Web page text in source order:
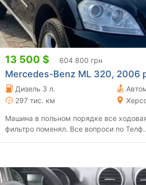
13 500 $ 604 800 грн
Mercedes-Benz ML 320, 2006
Дизель 3 л.
297 тис. км
Машина в польном порядке все
фильтро поменял. Все вопроси по Телф..